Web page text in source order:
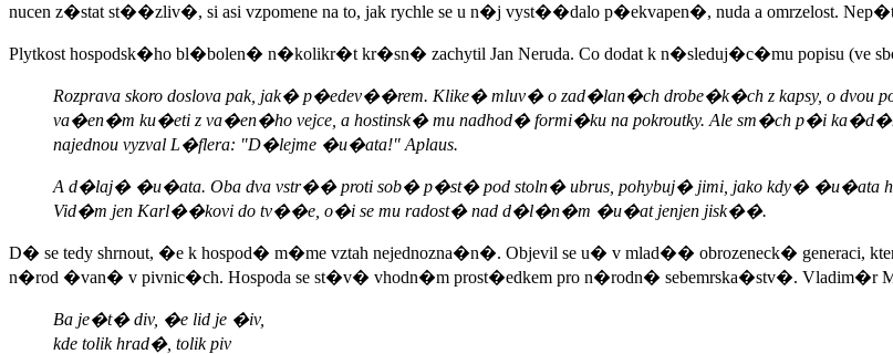
nucen z�stat st��zliv�, si asi vzpomene na to, jak rychle se u n�j vyst��dalo p�ekvapen�, nuda a omrzelost.
Plytkost hospodsk�ho bl�bolen� n�kolikr�t kr�sn� zachytil Jan Neruda. Co dodat k n�sleduj�c�mu popisu (ve
Rozprava skoro doslova pak, jak� p�edev��rem. Klike� mluv� o zad�lan�ch drobe�k�ch z kapsy, o dvou
va�en�m ku�eti z va�en�ho vejce, a hostinsk� mu nadhod� formi�ku na pokroutky. Ale sm�ch p�i
najednou vyzval L�flera: "D�lejme �u�ata!" Aplaus.
A d�laj� �u�ata. Oba dva vstr�� proti sob� p�st� pod stoln� ubrus, pohybuj� jimi, jako kdy� �u�ata
Vid�m jen Karl��kovi do tv��e, o�i se mu radost� nad d�l�n�m �u�at jenjen jisk��.
D� se tedy shrnout, �e k hospod� m�me vztah nejednozna�n�. Objevil se u� v mlad�� obrozeneck� generaci,
n�rod �van� v pivnic�ch. Hospoda se st�v� vhodn�m prost�edkem pro n�rodn� sebemrska�stv�. Vladim�r
Ba je�t� div, �e lid je �iv,
kde tolik hrad�, tolik piv